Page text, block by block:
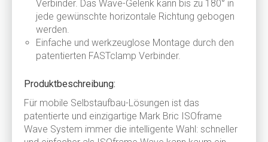
Verbinder. Das Wave-Gelenk kann bis zu 180° in
jede gewünschte horizontale Richtung gebogen
werden.
Einfache und werkzeuglose Montage durch den
patentierten FASTclamp Verbinder.
Produktbeschreibung:
Für mobile Selbstaufbau-Lösungen ist das
patentierte und einzigartige Mark Bric ISOframe
Wave System immer die intelligente Wahl: schneller